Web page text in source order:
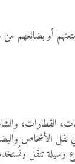
أو بضائعهم
القطارات،
الأشخاص
تنقل